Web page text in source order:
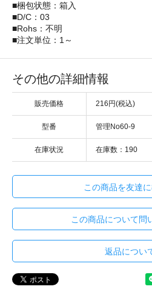
■梱包状態：箱入
■D/C：03
■Rohs：不明
■注文単位：1～
その他の詳細情報
販売価格 216円(税込)
型番 管理No60-9
在庫状況 在庫数：190
この商品を友達
この商品について問
返品につい